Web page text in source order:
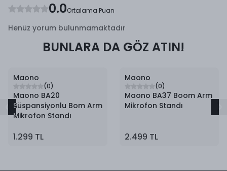
0.0Ortalama Puan
Henüz yorum bulunmamaktadır
BUNLARA DA GÖZ ATIN!
Maono
(0)
Maono BA20
Süspansiyonlu Bom Arm
Mikrofon Standı
1.299 TL
Maono
(0)
Maono BA37 Boom Arm
Mikrofon Standı
2.499 TL